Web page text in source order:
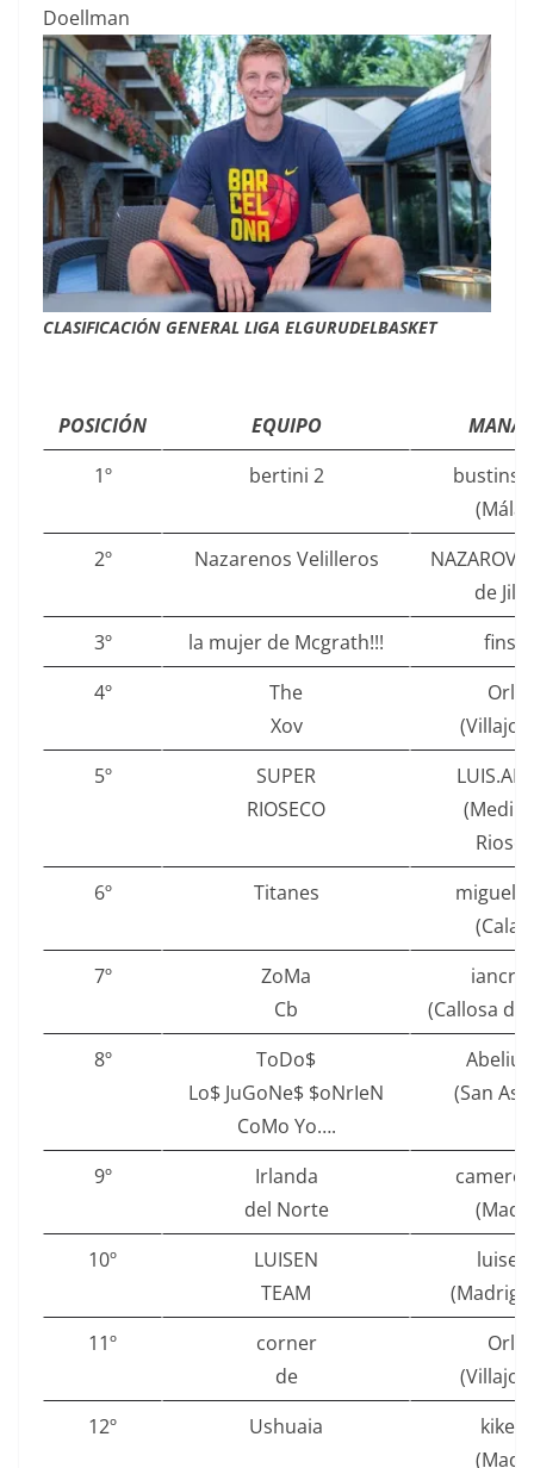
Doellman
CLASIFICACIÓN GENERAL LIGA ELGURUDELBASKET
POSICIÓN EQUIPO
1º
bertini 2
2º
Nazarenos Velilleros
de
3º
la mujer de Mcgrath!!!
finsa
4º
The
Xov
5º
SUPER
RIOSECO
6º
Titanes
7º
ZoMa
Cb
(Callosa de
8º
ToDo$
Lo$ JuGoNe$ $oNrIeN
CoMo Yo….
(San
9º
Irlanda
del Norte
10º
LUISEN
TEAM
11º
corner
de
12º
Ushuaia